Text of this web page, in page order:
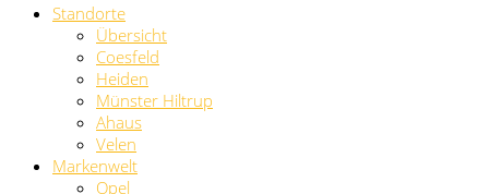
Standorte
Übersicht
Coesfeld
Heiden
Münster Hiltrup
Ahaus
Velen
Markenwelt
Opel